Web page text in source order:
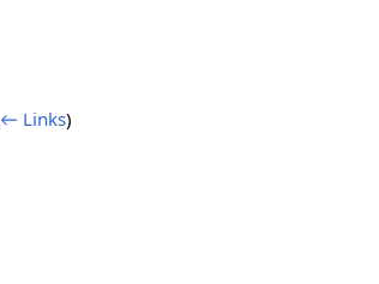
← Links)